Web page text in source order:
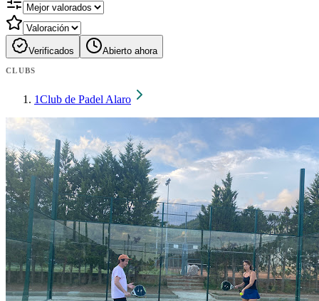
Verificados Abierto ahora
CLUBS
1Club de Padel Alaro